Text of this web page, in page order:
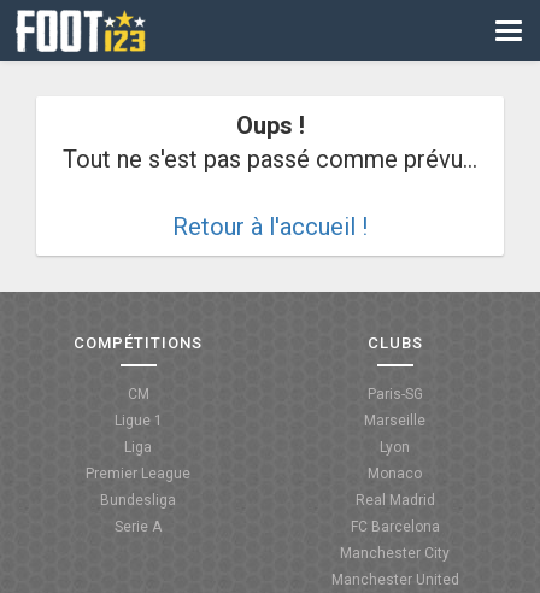
CM
COUPE DE FRANCE
COUPE DE LA LIGUE
Oups !
Tout ne s'est pas passé comme prévu...
Retour à l'accueil !
COMPÉTITIONS
CM
Ligue 1
Liga
Premier League
Bundesliga
Serie A
CLUBS
Paris-SG
Marseille
Lyon
Monaco
Real Madrid
FC Barcelona
Manchester City
Manchester United